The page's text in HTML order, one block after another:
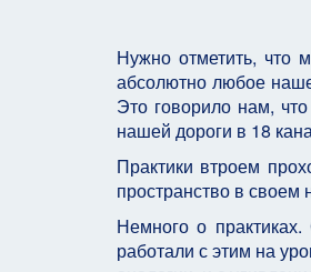
Нужно отметить, что
абсолютно любое
Это говорило нам,
нашей дороги в 18
Практики втроем
пространство в
Немного о
работали с этим на